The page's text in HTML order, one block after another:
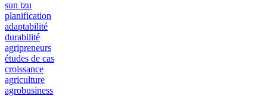
sun tzu
planification
adaptabilité
durabilité
agripreneurs
études de cas
croissance
agriculture
agrobusiness